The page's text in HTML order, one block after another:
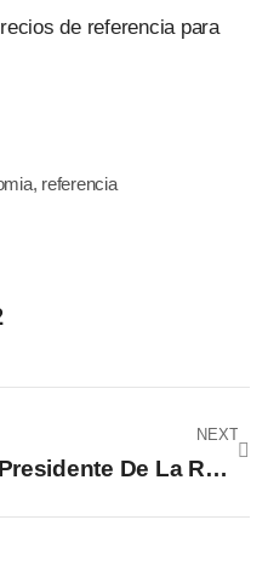
de referencia para
, referencia
NEXT
Presidente De La República Pide Estabilizar Precios De Los Combustibles Vía Decreto